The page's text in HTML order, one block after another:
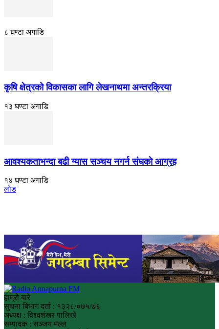
८ घण्टा अगाडि
कृषि क्षेत्रको विकासका लागि लेखनाथमा अन्तरक्रिया
१३ घण्टा अगाडि
आवश्यकताभन्दा बढी ग्यास सञ्चय नगर्न संघकाे आग्रह
१४ घण्टा अगाडि
लोड
हाम्रो बारे
सुचना बिभाग दर्ता : १३२८/०७५/७६
अध्यक्ष : विश्वशंखर पालिखे
सम्पादक : सञ्जय मल्ल